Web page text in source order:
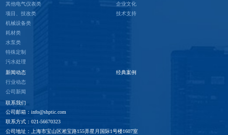
其他电气仪表类
项目、技改类
机械设备类
耗材类
水泵类
特殊定制
污水处理
企业文化
技术支持
新闻动态
行业动态
公司新闻
经典案例
联系我们
公司邮箱：info@shptic.com
联系方式：021-56670323
公司地址：上海市宝山区淞宝路155弄星月国际1号楼1607室